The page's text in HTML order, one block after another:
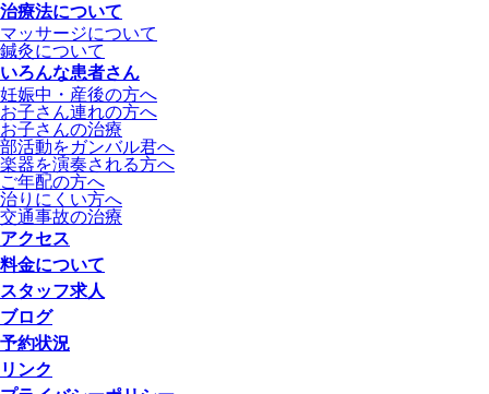
治療法について
マッサージについて
鍼灸について
いろんな患者さん
妊娠中・産後の方へ
お子さん連れの方へ
お子さんの治療
部活動をガンバル君へ
楽器を演奏される方へ
ご年配の方へ
治りにくい方へ
交通事故の治療
アクセス
料金について
スタッフ求人
ブログ
予約状況
リンク